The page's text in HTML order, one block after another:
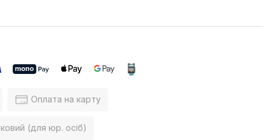
Оплата на карту
(для юр. осіб)